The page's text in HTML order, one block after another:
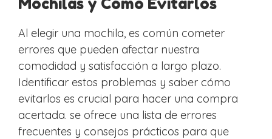
Al elegir una mochila, es común cometer
errores que pueden afectar nuestra
comodidad y satisfacción a largo plazo.
Identificar estos problemas y saber cómo
evitarlos es crucial para hacer una compra
acertada. se ofrece una lista de errores
frecuentes y consejos prácticos para que